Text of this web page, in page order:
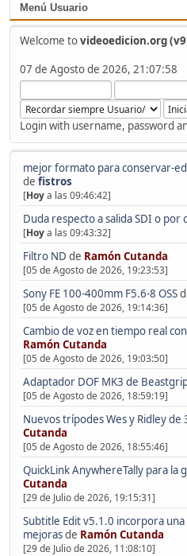
Menú Usuario
Welcome tovideoedicion.org
07 de Agosto de 2026, 21:07:58
Login with username, password
mejor formato para conservar-
de fistros
[Hoya las 09:46:42]
Duda respecto a salida SDI o por
[Hoya las 09:43:32]
Filtro ND de Ramón Cutanda
[05 de Agosto de 2026, 19:23:53]
Sony FE 100-400mm F5.6-8 OSS
[05 de Agosto de 2026, 19:14:36]
Cambio de voz en tiempo real
Ramón Cutanda
[05 de Agosto de 2026, 19:03:50]
Adaptador DOF MK3 de
[05 de Agosto de 2026, 18:59:19]
Nuevos trípodes Wes y Ridley de
Cutanda
[05 de Agosto de 2026, 18:55:46]
QuickLink AnywhereTally para la
Cutanda
[29 de Julio de 2026, 19:15:31]
Subtitle Edit v5.1.0 incorpora
mejorasde Ramón Cutanda
[29 de Julio de 2026, 11:08:10]